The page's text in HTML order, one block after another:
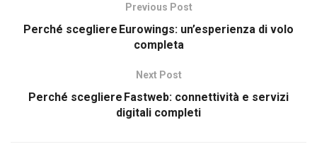
Previous Post
Perché scegliere Eurowings: un’esperienza di volo
completa
Next Post
Perché scegliere Fastweb: connettività e servizi
digitali completi